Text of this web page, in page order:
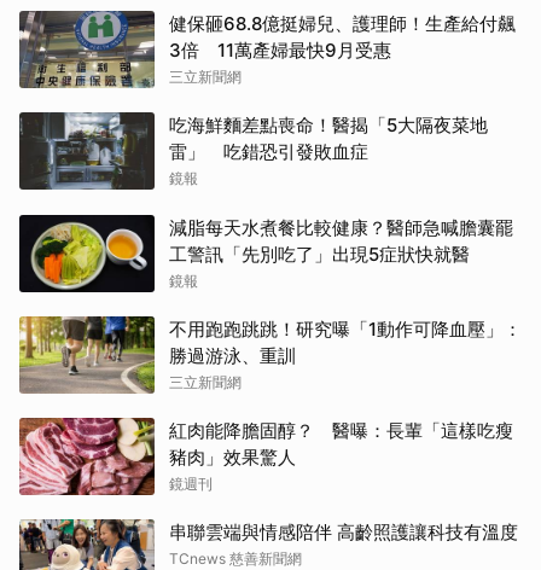
健保砸68.8億挺婦兒、護理師！生產給付飆
3倍 11萬產婦最快9月受惠
三立新聞網
吃海鮮麵差點喪命！醫揭「5大隔夜菜地
雷」 吃錯恐引發敗血症
鏡報
減脂每天水煮餐比較健康？醫師急喊膽囊罷
工警訊「先別吃了」出現5症狀快就醫
鏡報
不用跑跑跳跳！研究曝「1動作可降血壓」：
勝過游泳、重訓
三立新聞網
紅肉能降膽固醇？ 醫曝：長輩「這樣吃瘦
豬肉」效果驚人
鏡週刊
串聯雲端與情感陪伴 高齡照護讓科技有溫度
TCnews 慈善新聞網